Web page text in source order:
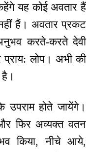
यह कोई अवतार हैं
हैं। अवतार प्रकट
करते-करते देवी
लोप। अभी की
होते जायेंगे।
फिर अव्यक्त वतन
किया, नीचे आये,